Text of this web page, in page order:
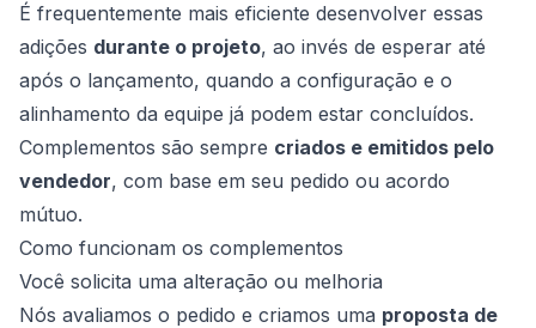
É frequentemente mais eficiente desenvolver essas
adições durante o projeto, ao invés de esperar até
após o lançamento, quando a configuração e o
alinhamento da equipe já podem estar concluídos.
Complementos são sempre criados e emitidos pelo
vendedor, com base em seu pedido ou acordo
mútuo.
Como funcionam os complementos
Você solicita uma alteração ou melhoria
Nós avaliamos o pedido e criamos uma proposta de